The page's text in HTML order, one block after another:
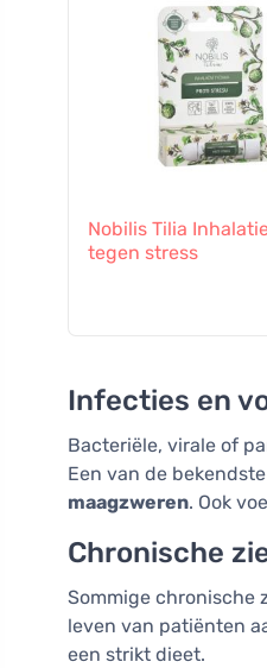
Nobilis Tilia
tegen stress
Infecties en
Bacteriële, virale of
Een van de
maagzweren. Ook
Chronische
Sommige chronische
leven van patiënten
een strikt dieet.